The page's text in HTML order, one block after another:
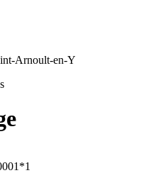
Arnoult-en-Y